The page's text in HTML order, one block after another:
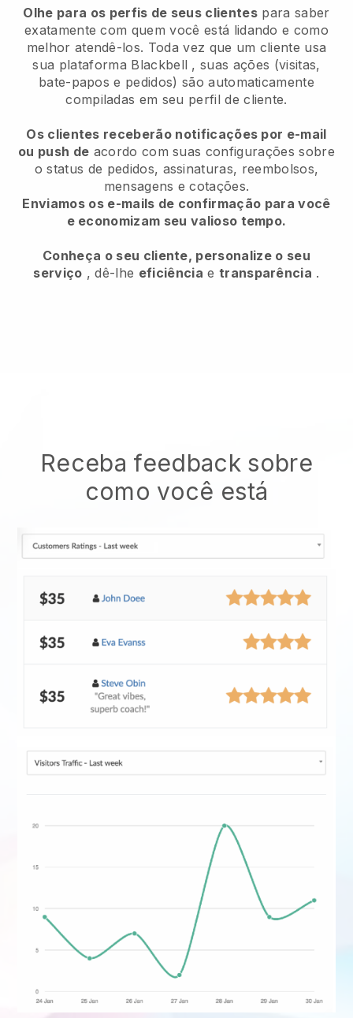
Olhe para os perfis de seus clientes para saber
exatamente com quem você está lidando e como
melhor atendê-los. Toda vez que um cliente usa
sua plataforma Blackbell , suas ações (visitas,
bate-papos e pedidos) são automaticamente
compiladas em seu perfil de cliente.
Os clientes receberão notificações por e-mail
ou push de acordo com suas configurações sobre
o status de pedidos, assinaturas, reembolsos,
mensagens e cotações.
Enviamos os e-mails de confirmação para você
e economizam seu valioso tempo.
Conheça o seu cliente, personalize o seu
serviço , dê-lhe eficiência e transparência .
Receba feedback sobre
como você está